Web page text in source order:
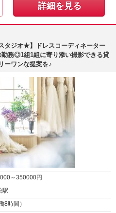
詳細を見る
タジオ★】ドレスコーディネーター
務◎1組1組に寄り添い撮影できる貸
ーワンな提案を♪
～350000円
駅
8時間）